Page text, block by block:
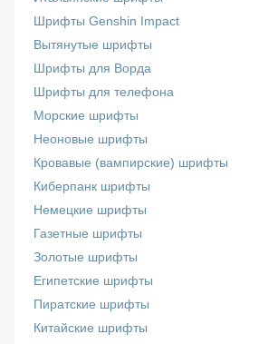
Шрифты Genshin Impact
Вытянутые шрифты
Шрифты для Ворда
Шрифты для телефона
Морские шрифты
Неоновые шрифты
Кровавые (вампирские) шрифты
Киберпанк шрифты
Немецкие шрифты
Газетные шрифты
Золотые шрифты
Египетские шрифты
Пиратские шрифты
Китайские шрифты